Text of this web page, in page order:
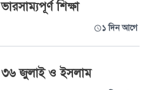
ভারসাম্যপূর্ণ শিক্ষা
১ দিন আগে
৩৬ জুলাই ও ইসলাম